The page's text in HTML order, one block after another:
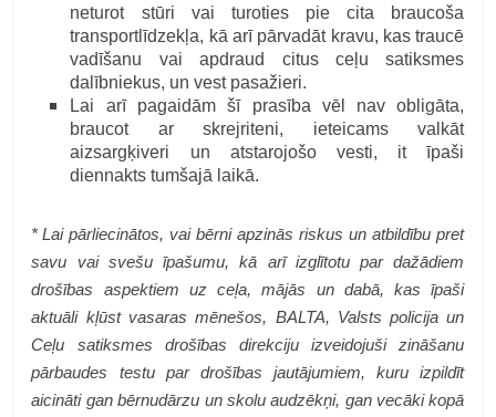
neturot stūri vai turoties pie cita braucoša
transportlīdzekļa, kā arī pārvadāt kravu, kas traucē
vadīšanu vai apdraud citus ceļu satiksmes
dalībniekus, un vest pasažieri.
Lai arī pagaidām šī prasība vēl nav obligāta,
braucot ar skrejriteni, ieteicams valkāt
aizsargķiveri un atstarojošo vesti, it īpaši
diennakts tumšajā laikā.
*Lai pārliecinātos, vai bērni apzinās riskus un atbildību pret
savu vai svešu īpašumu, kā arī izglītotu par dažādiem
drošības aspektiem uz ceļa, mājās un dabā, kas īpaši
aktuāli kļūst vasaras mēnešos, BALTA, Valsts policija un
Ceļu satiksmes drošības direkciju izveidojuši zināšanu
pārbaudes testu par drošības jautājumiem, kuru izpildīt
aicināti gan bērnudārzu un skolu audzēkņi, gan vecāki kopā